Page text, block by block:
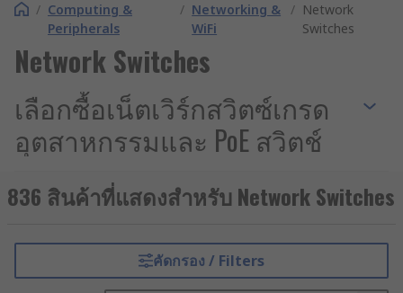
/ Computing &
Peripherals
/ Networking &
WiFi
/ Network
Switches
Network Switches
เลือกซื้อเน็ตเวิร์กสวิตซ์เกรด
อุตสาหกรรมและ PoE สวิตช์
เคลื่อนอุตสาหกรรมสู่ระบบอัตโนมัติ และ Industrial
Internet of Things (IIoT) การวางโครงสร้างพื้นฐาน
ด้านเครือข่ายสารสนเทศจึงหมายถึงการสร้างระบบ
836 สินค้าที่แสดงสำหรับ Network Switches
คัดกรอง / Filters